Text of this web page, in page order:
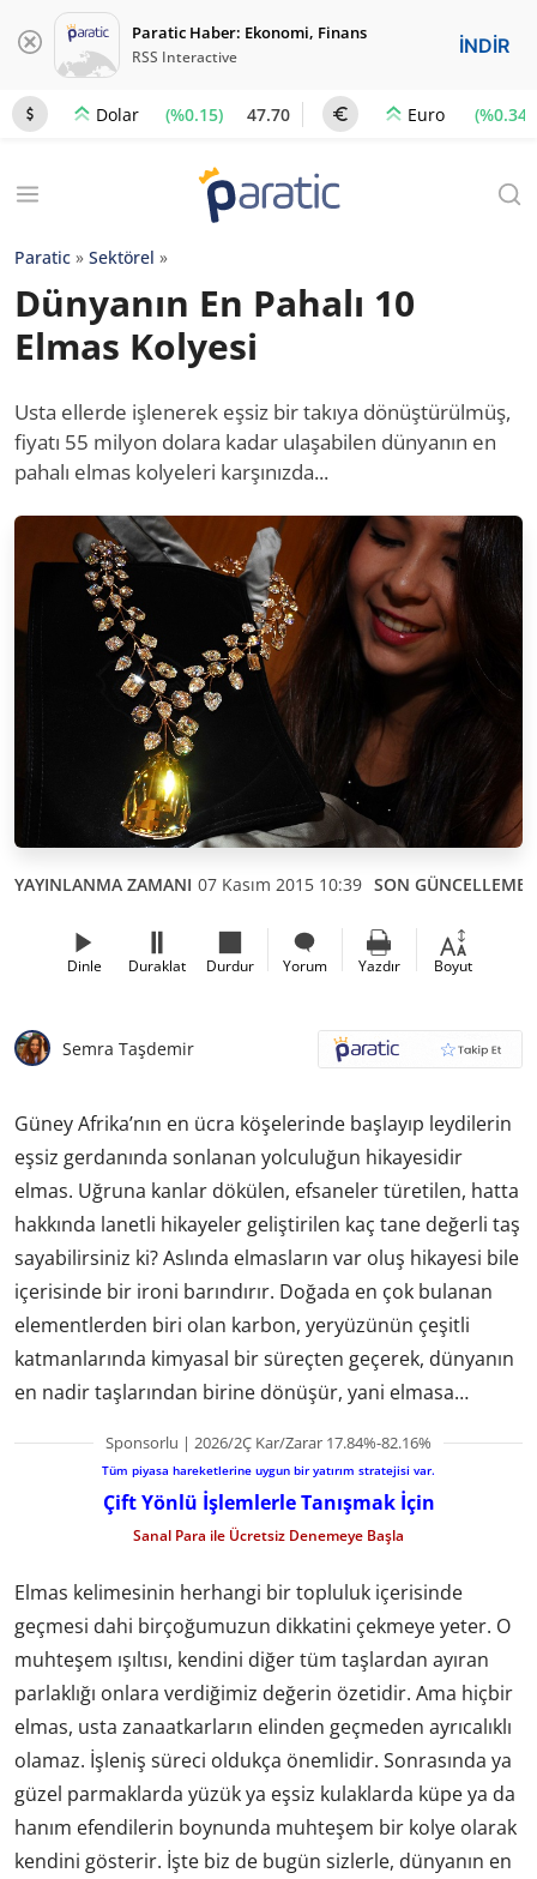
Paratic Haber: Ekonomi, Finans
RSS Interactive İNDİR
Dolar (%0.15) 47.70 Euro (%0.34)
Paratic » Sektörel »
Dünyanın En Pahalı 10
Elmas Kolyesi
Usta ellerde işlenerek eşsiz bir takıya dönüştürülmüş,
fiyatı 55 milyon dolara kadar ulaşabilen dünyanın en
pahalı elmas kolyeleri karşınızda...
YAYINLANMA ZAMANI 07 Kasım 2015 10:39 SON GÜNCELLEME
Dinle Duraklat Durdur Yorum Yazdır Boyut
Semra Taşdemir
Güney Afrika’nın en ücra köşelerinde başlayıp leydilerin
eşsiz gerdanında sonlanan yolculuğun hikayesidir
elmas. Uğruna kanlar dökülen, efsaneler türetilen, hatta
hakkında lanetli hikayeler geliştirilen kaç tane değerli taş
sayabilirsiniz ki? Aslında elmasların var oluş hikayesi bile
içerisinde bir ironi barındırır. Doğada en çok bulanan
elementlerden biri olan karbon, yeryüzünün çeşitli
katmanlarında kimyasal bir süreçten geçerek, dünyanın
en nadir taşlarından birine dönüşür, yani elmasa…
Sponsorlu | 2026/2Ç Kar/Zarar 17.84%-82.16%
Tüm piyasa hareketlerine uygun bir yatırım stratejisi var.
Çift Yönlü İşlemlerle Tanışmak İçin
Sanal Para ile Ücretsiz Denemeye Başla
Elmas kelimesinin herhangi bir topluluk içerisinde
geçmesi dahi birçoğumuzun dikkatini çekmeye yeter. O
muhteşem ışıltısı, kendini diğer tüm taşlardan ayıran
parlaklığı onlara verdiğimiz değerin özetidir. Ama hiçbir
elmas, usta zanaatkarların elinden geçmeden ayrıcalıklı
olamaz. İşleniş süreci oldukça önemlidir. Sonrasında ya
güzel parmaklarda yüzük ya eşsiz kulaklarda küpe ya da
hanım efendilerin boynunda muhteşem bir kolye olarak
kendini gösterir. İşte biz de bugün sizlerle, dünyanın en